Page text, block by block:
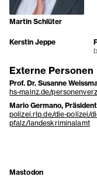
Martin Schlüter
Kerstin Jeppe
Externe Personen
Prof. Dr. Susanne
hs-mainz.de/
Mario Germano,
polizei.rlp.de/die-polizei/
pfalz/landeskriminalamt
Mastodon